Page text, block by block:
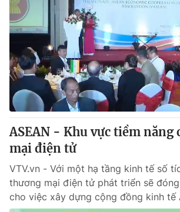
ASEAN - Khu vực tiềm năng
mại điện tử
VTV.vn - Với một hạ tầng kinh tế số
thương mại điện tử phát triển sẽ
cho việc xây dựng cộng đồng kinh tế